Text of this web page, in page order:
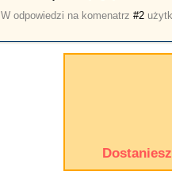
W odpowiedzi na komenatrz#2